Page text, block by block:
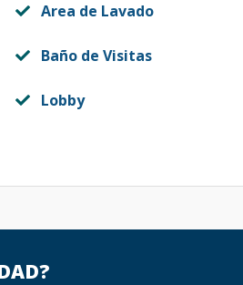
Area de Lavado
Baño de Visitas
Lobby